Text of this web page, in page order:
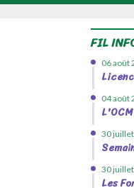
FIL
06 août
04 août
30
30
Les